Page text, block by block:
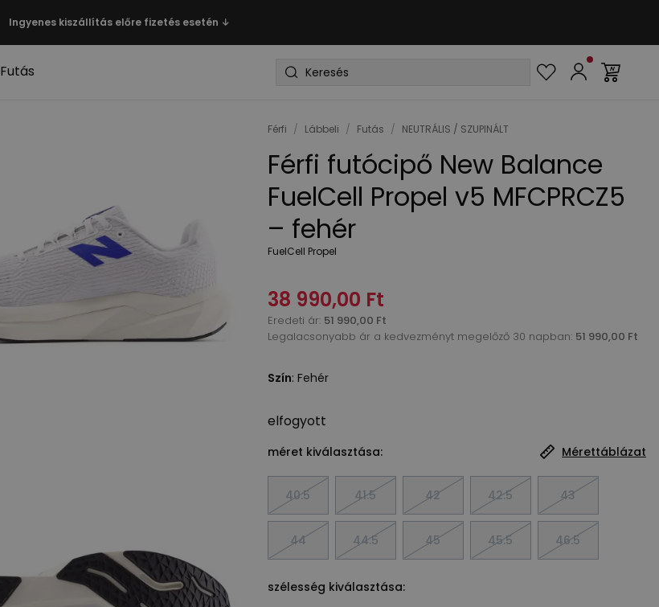
Ingyenes kiszállítás előre fizetés esetén ↓
Futás
Férfi / Lábbeli / Futás / NEUTRÁLIS / SZUPINÁLT
Férfi futócipő New Balance
FuelCell Propel v5 MFCPRCZ5
– fehér
FuelCell Propel
38 990,00 Ft
Eredeti ár: 51 990,00 Ft
Legalacsonyabb ár a kedvezményt megelőző 30 napban: 51 990,00 Ft
Szín: Fehér
elfogyott
méret kiválasztása: Mérettáblázat
40.5 41.5 42 42.5 43
44 44.5 45 45.5 46.5
szélesség kiválasztása: